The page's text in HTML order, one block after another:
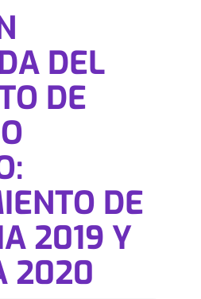
DEL
DE
DE
2019 Y
2020